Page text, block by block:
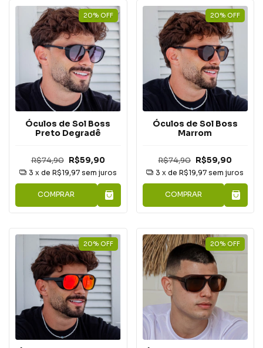
20% OFF
Óculos de Sol Boss
Preto Degradê
R$74,90 R$59,90
3 x de R$19,97 sem juros
COMPRAR
20% OFF
Óculos de Sol Boss
Marrom
R$74,90 R$59,90
3 x deR$19,97 sem juros
COMPRAR
20% OFF 20% OFF